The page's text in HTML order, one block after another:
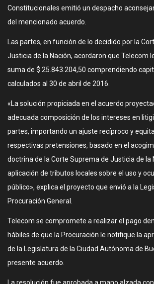
Constitucionales emitió un despacho
del mencionado acuerdo.
Las partes, en función de lo decidido por la
Justicia de la Nación, acordaron que Telecom
suma de $ 25.843.204,50 comprendiendo
calculados al 30 de abril de 2016.
«La solución propiciada en el acuerdo
adecuada composición de los intereses en
partes, importando un ajuste recíproco y
respectivas pretensiones, basado en el
doctrina de la Corte Suprema de Justicia de la
aplicación de tributos locales sobre el uso y
público», explica el proyecto que envió a la
Procuración General.
Telecom se compromete a realizar el pago
hábiles de que la Procuración le notifique la
de la Legislatura de la Ciudad Autónoma de
presente acuerdo.